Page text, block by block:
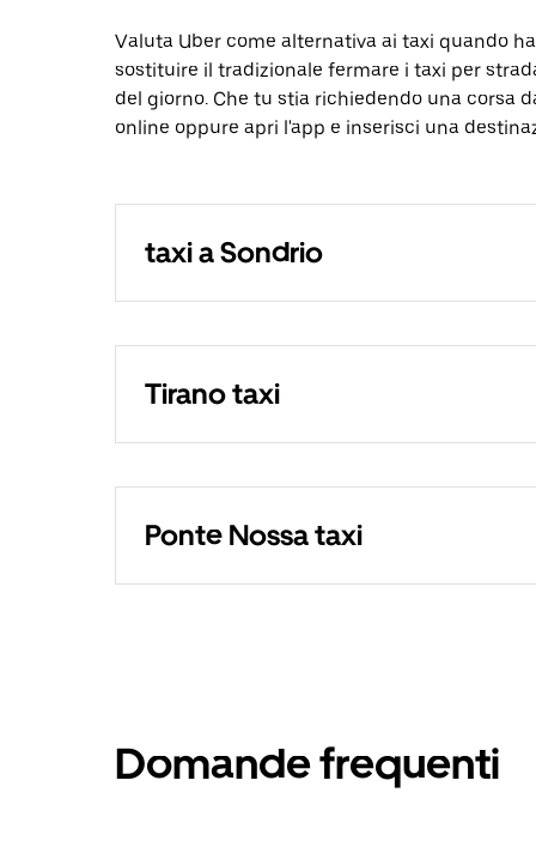
Valuta Uber come alternativa ai taxi quando
sostituire il tradizionale fermare i taxi per
del giorno. Che tu stia richiedendo una corsa
online oppure apri l'app e inserisci una
taxi a Sondrio
Tirano taxi
Ponte Nossa taxi
Domande frequenti